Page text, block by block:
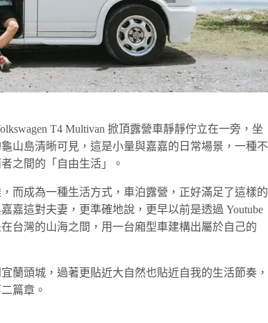
T4 Multivan 掀頂露營車靜靜佇立在一旁，坐
山島清晰可見，這是小量與嘉嘉的日常場景，一種不
之間的「自由生活」。
而成為一種生活方式，車泊露營，正好滿足了這樣的
嘉這對夫妻，更準確地說，更早以前是透過 Youtube
台灣的山海之間，用一台廂型車建構出屬於自己的
蘭頭城，過著更貼近大自然也貼近自我的生活節奏，
篇章。